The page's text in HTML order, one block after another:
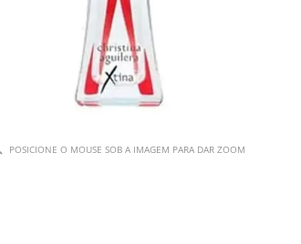
POSICIONE O MOUSE SOB A IMAGEM PARA DAR ZOOM